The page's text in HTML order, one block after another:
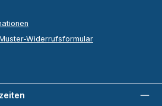
Widerrufsformular